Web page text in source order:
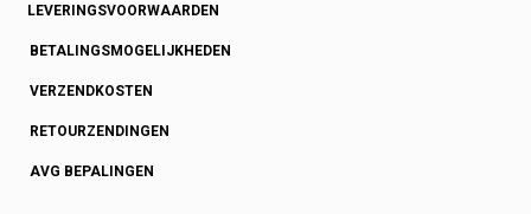
LEVERINGSVOORWAARDEN
BETALINGSMOGELIJKHEDEN
VERZENDKOSTEN
RETOURZENDINGEN
AVG BEPALINGEN